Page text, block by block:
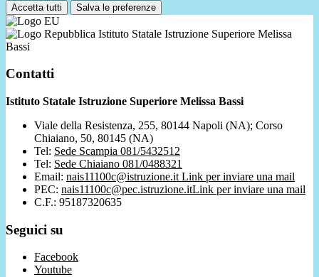
Accetta tutti Salva le preferenze
Istituto Statale Istruzione Superiore Melissa
Bassi
Contatti
Istituto Statale Istruzione Superiore Melissa Bassi
Viale della Resistenza, 255, 80144 Napoli (NA); Corso
Chiaiano, 50, 80145 (NA)
Tel: Sede Scampia 081/5432512
Tel: Sede Chiaiano 081/0488321
Email: nais11100c@istruzione.it Link per inviare una mail
PEC: nais11100c@pec.istruzione.itLink per inviare una mail
C.F.: 95187320635
Seguici su
Facebook
Youtube